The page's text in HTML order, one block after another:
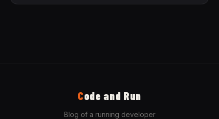
Code and Run
Blog of a running developer